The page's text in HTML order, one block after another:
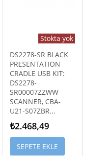
Stokta yok
DS2278-SR BLACK
PRESENTATION
CRADLE USB KIT:
DS2278-
SR00007ZZWW
SCANNER, CBA-
U21-S07ZBR...
₺2.468,49
SEPETE EKLE